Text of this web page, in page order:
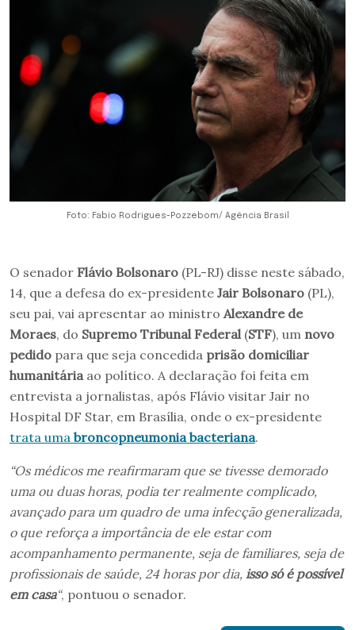
Foto: Fabio Rodrigues-Pozzebom/ Agência Brasil
O senador Flávio Bolsonaro (PL-RJ) disse neste sábado,
14, que a defesa do ex-presidente Jair Bolsonaro (PL),
seu pai, vai apresentar ao ministro Alexandre de
Moraes, do Supremo Tribunal Federal (STF), um novo
pedido para que seja concedida prisão domiciliar
humanitária ao político. A declaração foi feita em
entrevista a jornalistas, após Flávio visitar Jair no
Hospital DF Star, em Brasília, onde o ex-presidente
trata uma broncopneumonia bacteriana.
“Os médicos me reafirmaram que se tivesse demorado
uma ou duas horas, podia ter realmente complicado,
avançado para um quadro de uma infecção generalizada,
o que reforça a importância de ele estar com
acompanhamento permanente, seja de familiares, seja de
profissionais de saúde, 24 horas por dia, isso só é possível
em casa“, pontuou o senador.